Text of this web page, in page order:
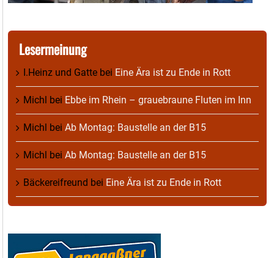
Lesermeinung
I.Heinz und Gatte bei Eine Ära ist zu Ende in Rott
Michl bei Ebbe im Rhein – grauebraune Fluten im Inn
Michl bei Ab Montag: Baustelle an der B15
Michl bei Ab Montag: Baustelle an der B15
Bäckereifreund bei Eine Ära ist zu Ende in Rott